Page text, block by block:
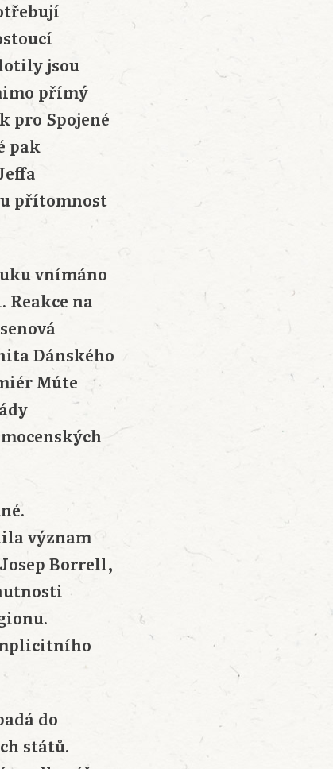
jsou
přímý
pro Spojené
pak
přítomnost
vnímáno
na
Dánského
Múte
význam
Borrell,
do
států.